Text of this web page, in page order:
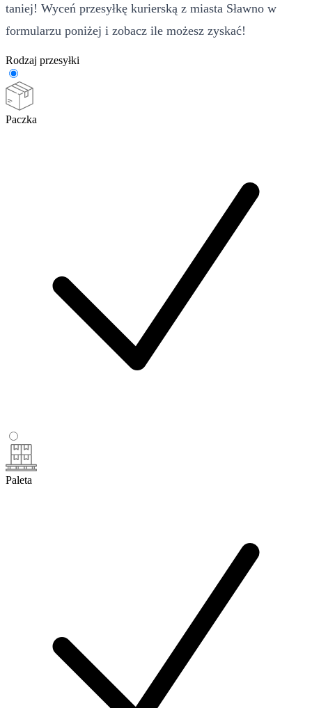
taniej! Wyceń przesyłkę kurierską z miasta Sławno w
formularzu poniżej i zobacz ile możesz zyskać!
Rodzaj przesyłki
Paczka
Paleta